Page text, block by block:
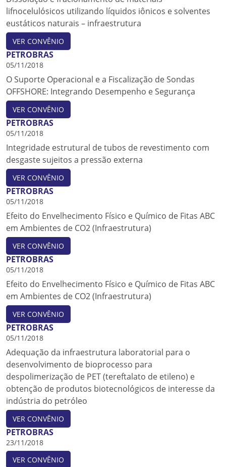
lifnocelulósicos utilizando líquidos iônicos e solventes
eustáticos naturais – infraestrutura
VER CONVÊNIO
PETROBRAS
05/11/2018
O Suporte Operacional e a Fiscalização de Sondas
OFFSHORE: Integrando Desempenho e Segurança
VER CONVÊNIO
PETROBRAS
05/11/2018
Integridade estrutural de tubos de revestimento com
desgaste sujeitos a pressão externa
VER CONVÊNIO
PETROBRAS
05/11/2018
Efeito do Envelhecimento Físico e Químico de Fitas ABC
em Ambientes de CO2 (Infraestrutura)
VER CONVÊNIO
PETROBRAS
05/11/2018
Efeito do Envelhecimento Físico e Químico de Fitas ABC
em Ambientes de CO2 (Infraestrutura)
VER CONVÊNIO
PETROBRAS
05/11/2018
Adequação da infraestrutura laboratorial para o
desenvolvimento de bioprocesso para
despolimerização de PET (tereftalato de etileno) e
obtenção de produtos biotecnológicos de interesse da
indústria do petróleo
VER CONVÊNIO
PETROBRAS
23/11/2018
VER CONVÊNIO